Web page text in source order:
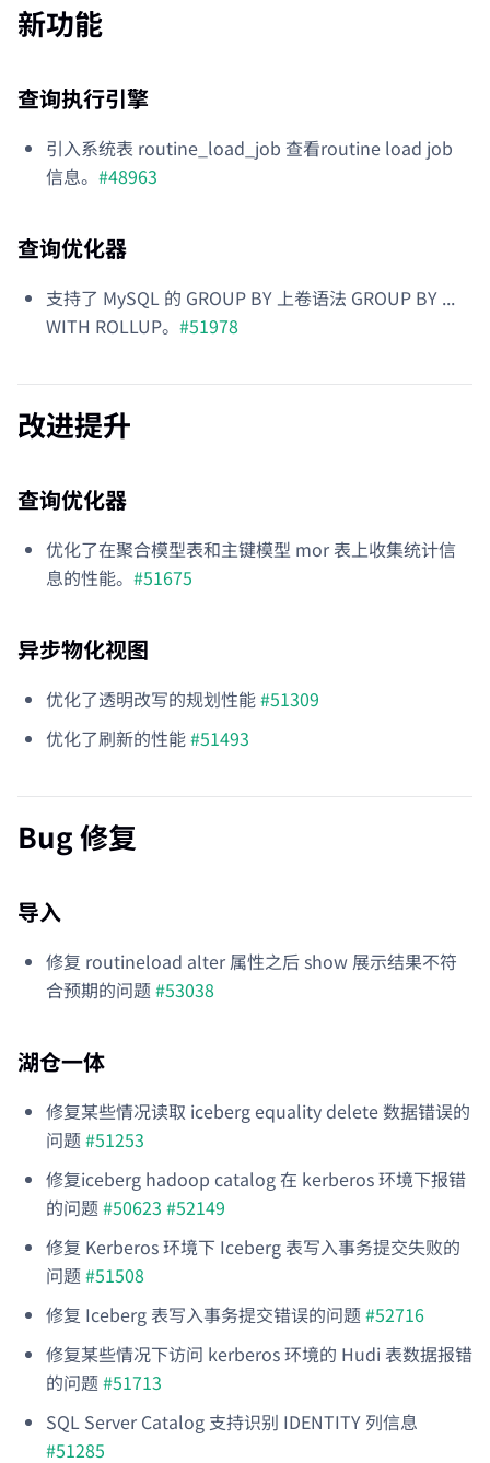
新功能
查询执行引擎
引入系统表 routine_load_job 查看routine load job
信息。 #48963
查询优化器
支持了 MySQL 的 GROUP BY 上卷语法 GROUP BY ...
WITH ROLLUP。 #51978
改进提升
查询优化器
优化了在聚合模型表和主键模型 mor 表上收集统计信
息的性能。 #51675
异步物化视图
优化了透明改写的规划性能#51309
优化了刷新的性能#51493
Bug 修复
导入
修复 routineload alter 属性之后 show 展示结果不符
合预期的问题#53038
湖仓一体
修复某些情况读取 iceberg equality delete 数据错误的
问题#51253
修复iceberg hadoop catalog 在 kerberos 环境下报错
的问题#50623 #52149
修复 Kerberos 环境下 Iceberg 表写入事务提交失败的
问题#51508
修复 Iceberg 表写入事务提交错误的问题#52716
修复某些情况下访问 kerberos 环境的 Hudi 表数据报错
的问题#51713
SQL Server Catalog 支持识别 IDENTITY 列信息
#51285